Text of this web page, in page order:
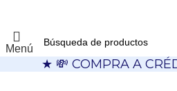
Menú
★ 💸 COMPRA A